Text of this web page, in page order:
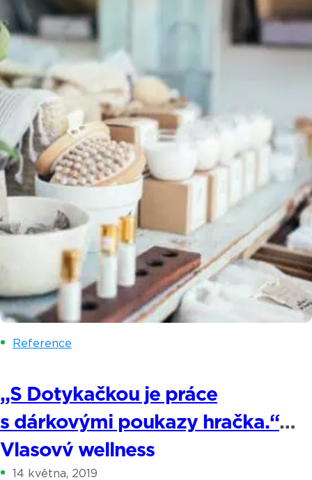
považuje pouze ze malé kolečko jednoho velkého
soukolí. Nyní […]
Reference
„S Dotykačkou je práce
s dárkovými poukazy hračka.“
Vlasový wellness
14 května, 2019